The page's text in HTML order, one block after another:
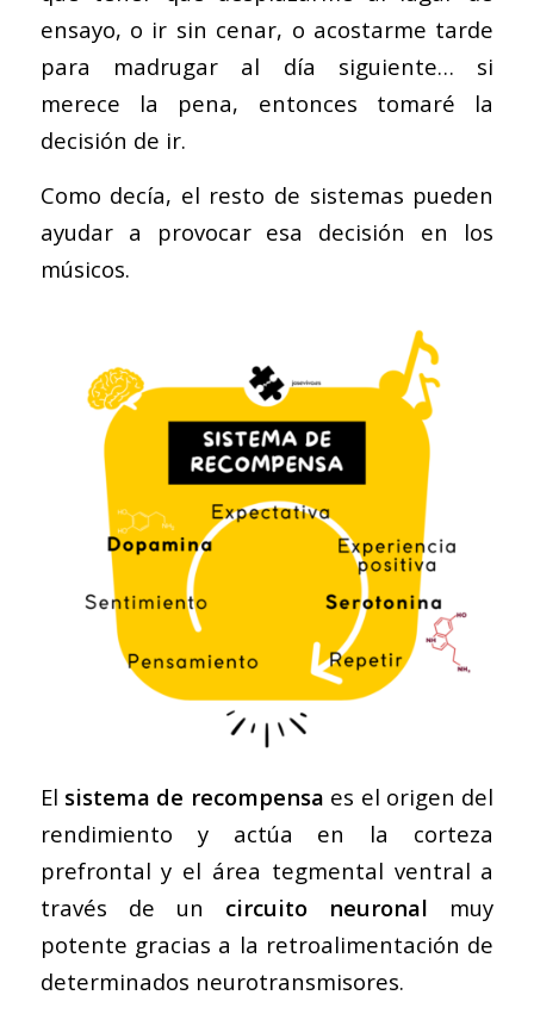
ensayo, o ir sin cenar, o acostarme tarde
para madrugar al día siguiente… si
merece la pena, entonces tomaré la
decisión de ir.
Como decía, el resto de sistemas pueden
ayudar a provocar esa decisión en los
músicos.
El sistema de recompensa es el origen del
rendimiento y actúa en la corteza
prefrontal y el área tegmental ventral a
través de un circuito neuronal muy
potente gracias a la retroalimentación de
determinados neurotransmisores.